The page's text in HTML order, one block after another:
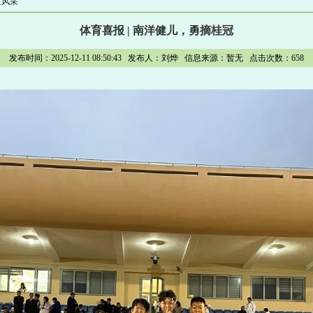
体育喜报 | 南洋健儿，勇摘桂冠
发布时间：2025-12-11 08:50:43 发布人：刘烨 信息来源：暂无 点击次数： 658